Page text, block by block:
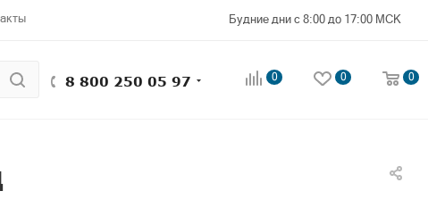
Будние дни с 8:00 до 17:00 МСК
8 800 250 05 97 0 0 0